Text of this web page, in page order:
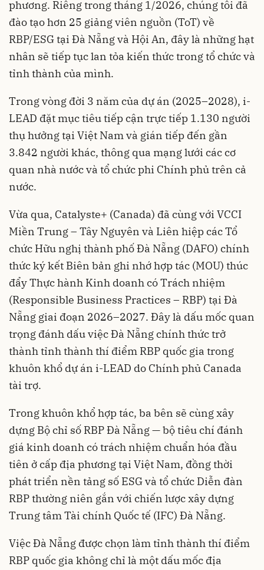
phương. Riêng trong tháng 1/2026, chúng tôi đã
đào tạo hơn 25 giảng viên nguồn (ToT) về
RBP/ESG tại Đà Nẵng và Hội An, đây là những hạt
nhân sẽ tiếp tục lan tỏa kiến thức trong tổ chức và
tỉnh thành của mình.
Trong vòng đời 3 năm của dự án (2025–2028), i-
LEAD đặt mục tiêu tiếp cận trực tiếp 1.130 người
thụ hưởng tại Việt Nam và gián tiếp đến gần
3.842 người khác, thông qua mạng lưới các cơ
quan nhà nước và tổ chức phi Chính phủ trên cả
nước.
Vừa qua, Catalyste+ (Canada) đã cùng với VCCI
Miền Trung – Tây Nguyên và Liên hiệp các Tổ
chức Hữu nghị thành phố Đà Nẵng (DAFO) chính
thức ký kết Biên bản ghi nhớ hợp tác (MOU) thúc
đẩy Thực hành Kinh doanh có Trách nhiệm
(Responsible Business Practices – RBP) tại Đà
Nẵng giai đoạn 2026–2027. Đây là dấu mốc quan
trọng đánh dấu việc Đà Nẵng chính thức trở
thành tỉnh thành thí điểm RBP quốc gia trong
khuôn khổ dự án i-LEAD do Chính phủ Canada
tài trợ.
Trong khuôn khổ hợp tác, ba bên sẽ cùng xây
dựng Bộ chỉ số RBP Đà Nẵng — bộ tiêu chí đánh
giá kinh doanh có trách nhiệm chuẩn hóa đầu
tiên ở cấp địa phương tại Việt Nam, đồng thời
phát triển nền tảng số ESG và tổ chức Diễn đàn
RBP thường niên gắn với chiến lược xây dựng
Trung tâm Tài chính Quốc tế (IFC) Đà Nẵng.
Việc Đà Nẵng được chọn làm tỉnh thành thí điểm
RBP quốc gia không chỉ là một dấu mốc địa